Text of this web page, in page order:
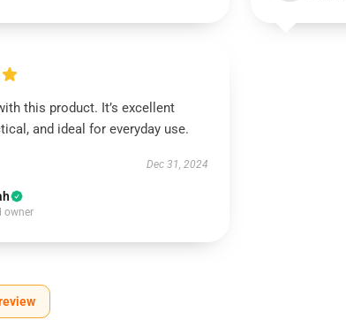
this product. It’s excellent
and ideal for everyday use.
Dec 31, 2024
owner